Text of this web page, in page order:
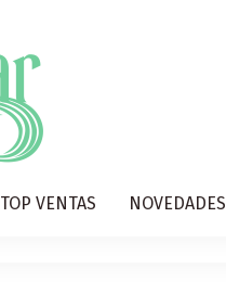
TOP VENTAS NOVEDADES